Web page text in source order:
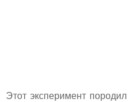
Этот эксперимент